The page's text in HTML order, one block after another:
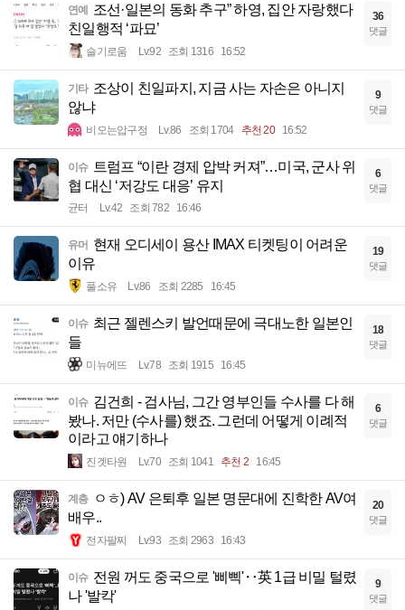
연예 조선·일본의 동화 추구” 하영, 집안 자랑했다
친일행적 ‘파묘’
슬기로움 Lv.92 조회 1316 16:52
36
댓글
기타 조상이 친일파지, 지금 사는 자손은 아니지
않냐
비오는압구정 Lv.86 조회 1704 추천 20 16:52
9
댓글
이슈
트럼프 “이란 경제 압박 커져”…미국, 군사 위
협 대신 ‘저강도 대응’ 유지
균터 Lv.42 조회 782 16:46
6
댓글
유머 현재 오디세이 용산 IMAX 티켓팅이 어려운
이유
풀소유 Lv.86 조회 2285 16:45
19
댓글
이슈 최근 젤렌스키 발언때문에 극대노한 일본인
들
미뉴에뜨 Lv.78 조회 1915 16:45
18
댓글
이슈 김건희 - 검사님, 그간 영부인들 수사를 다 해
봤나. 저만 (수사를) 했죠. 그런데 어떻게 이례적
이라고 얘기하나
진겟타원 Lv.70 조회 1041 추천 2 16:45
6
댓글
계층
ㅇㅎ) AV 은퇴후 일본 명문대에 진학한 AV여
배우..
전자팔찌 Lv.93 조회 2963 16:43
20
댓글
이슈 전원 꺼도 중국으로 '삐삑'‥英 1급 비밀 털렸
나 '발칵'
9
댓글